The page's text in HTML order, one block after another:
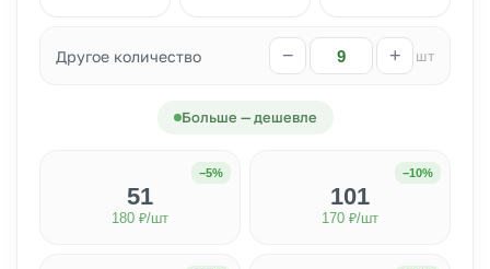
Другое количество − + шт
Больше — дешевле
−5%
51
180 ₽/шт
−10%
101
170 ₽/шт